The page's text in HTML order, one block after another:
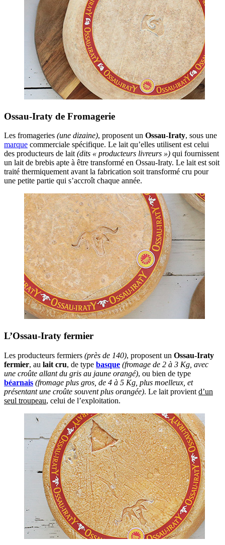
Ossau-Iraty de Fromagerie
Les fromageries (une dizaine), proposent un Ossau-Iraty, sous une
marque commerciale spécifique. Le lait qu’elles utilisent est celui
des producteurs de lait(dits « producteurs livreurs ») qui fournissent
un lait de brebis apte à être transformé en Ossau-Iraty. Le lait est soit
traité thermiquement avant la fabrication soit transformé cru pour
une petite partie qui s’accroît chaque année.
L’Ossau-Iraty fermier
Les producteurs fermiers (près de 140), proposent un Ossau-Iraty
fermier, au lait cru, de type basque (fromage de 2 à 3 Kg, avec
une croûte allant du gris au jaune orangé), ou bien de type
béarnais (fromage plus gros, de 4 à 5 Kg, plus moelleux, et
présentant une croûte souvent plus orangée). Le lait provient d’un
seul troupeau, celui de l’exploitation.